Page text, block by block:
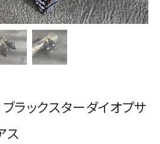
ラックスターダイオプサ
ス